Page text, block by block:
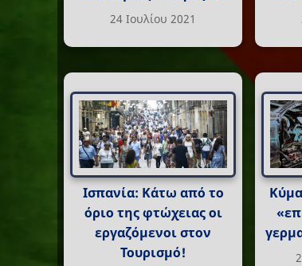
24 Ιουλίου 2021
Ισπανία: Κάτω από το
όριο της φτώχειας οι
εργαζόμενοι στον
Τουρισμό!